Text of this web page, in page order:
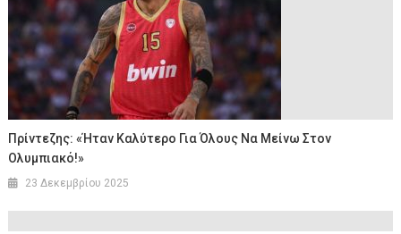
Πρίντεζης: «Ήταν Καλύτερο Για Όλους Να Μείνω Στον
Ολυμπιακό!»
23 Δεκεμβρίου 2025